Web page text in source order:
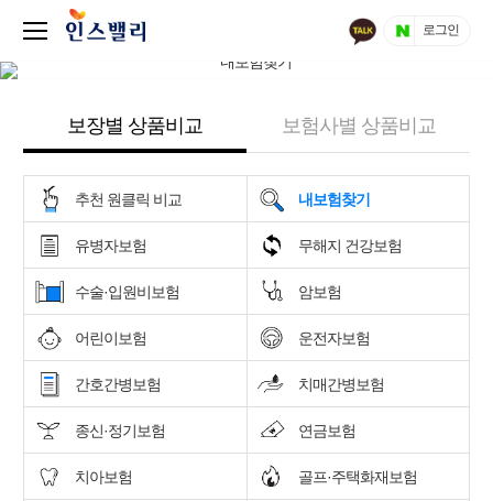
로그인
보장별 상품비교 보험사별 상품비교
추천 원클릭 비교 내보험찾기
유병자보험 무해지 건강보험
수술·입원비보험 암보험
어린이보험 운전자보험
간호간병보험 치매간병보험
종신·정기보험 연금보험
치아보험 골프·주택화재보험